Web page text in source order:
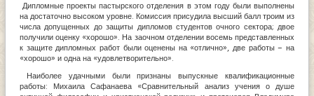
Дипломные проекты пастырского отделения в этом году были выполнены
на достаточно высоком уровне. Комиссия присудила высший балл троим из
числа допущенных до защиты дипломов студентов очного сектора; двое
получили оценку «хорошо». На заочном отделении восемь представленных
к защите дипломных работ были оценены на «отлично», две работы – на
«хорошо» и одна на «удовлетворительно».
Наиболее удачными были признаны выпускные квалификационные
работы: Михаила Сафанаева «Сравнительный анализ учения о душе